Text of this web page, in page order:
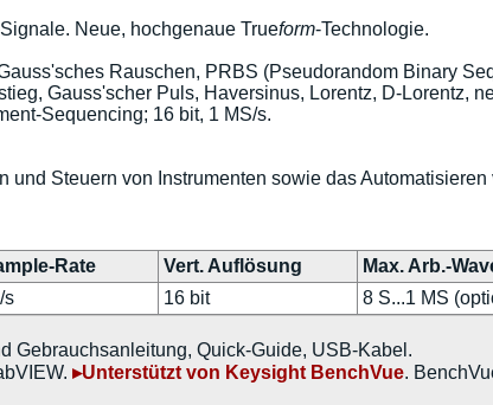
Neue, hochgenaue Trueform-Technologie.
Rauschen, PRBS (Pseudorandom Binary
Gauss'scher Puls, Haversinus, Lorentz, D-Lorentz,
Sequencing; 16 bit, 1 MS/s.
Steuern von Instrumenten sowie das Automatisieren
Rate Vert. Auflösung Max. Arb.-
s 16 bit 8 S...1 MS
Gebrauchsanleitung, Quick-Guide, USB-Kabel.
▸Unterstützt von Keysight BenchVue.